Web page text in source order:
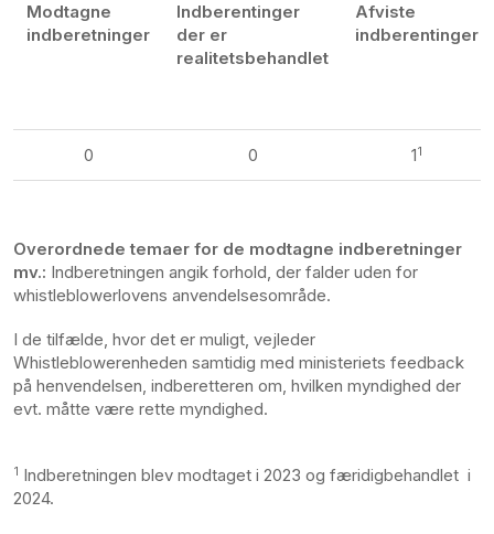
Modtagne
indberetninger
Indberentinger
der er
realitetsbehandlet
Afviste
indberentinger
0 0 11
Overordnede temaer for de modtagne indberetninger
mv.: Indberetningen angik forhold, der falder uden for
whistleblowerlovens anvendelsesområde.
I de tilfælde, hvor det er muligt, vejleder
Whistleblowerenheden samtidig med ministeriets feedback
på henvendelsen, indberetteren om, hvilken myndighed der
evt. måtte være rette myndighed.
1 Indberetningen blev modtaget i 2023 og færidigbehandlet i
2024.